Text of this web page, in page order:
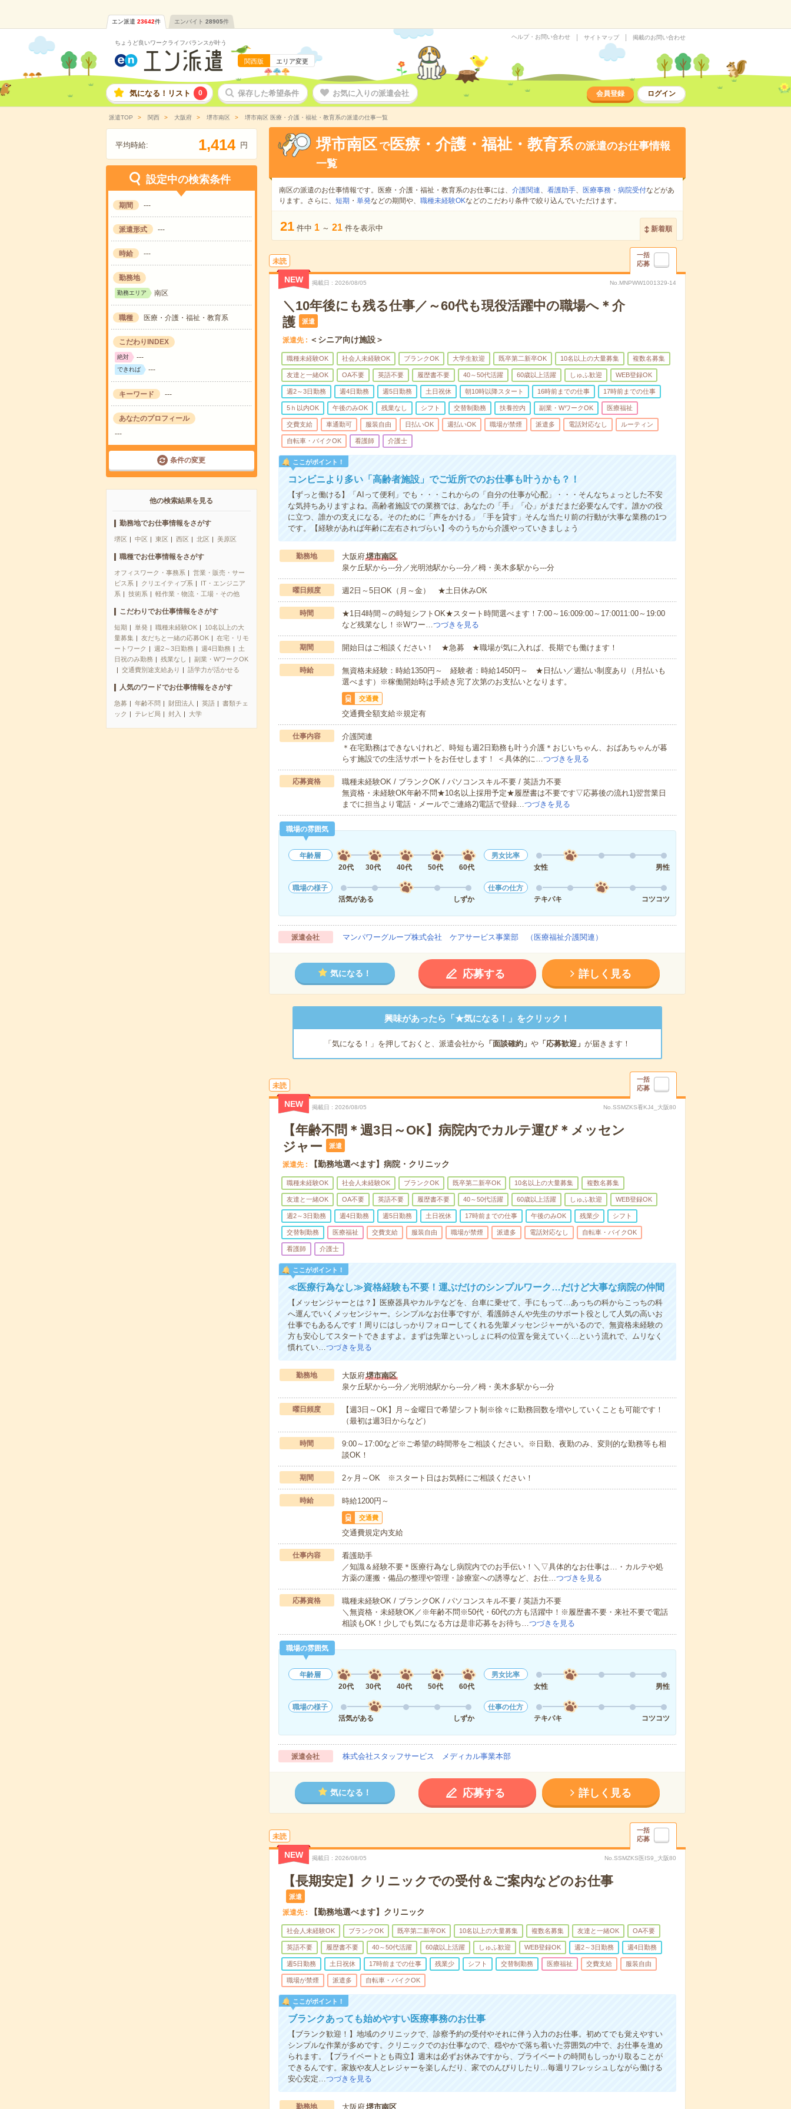
エン派遣 23642件 エンバイト 28905件
ちょうど良いワークライフバランスが叶う
関西版 エリア変更
ヘルプ・お問い合わせ サイトマップ 掲載のお問い合わせ
気になる！リスト 0 保存した希望条件 お気に入りの派遣会社 会員登録 ログイン
派遣TOP 関西 大阪府 堺市南区 堺市南区 医療・介護・福祉・教育系の派遣の仕事一覧
平均時給: 1,414 円
設定中の検索条件
期間 ---
派遣形式 ---
時給 ---
勤務地
勤務エリア 南区
職種 医療・介護・福祉・教育系
こだわりINDEX
絶対 ---
できれば ---
キーワード ---
あなたのプロフィール
---
条件の変更
他の検索結果を見る
勤務地でお仕事情報をさがす
堺区 中区 東区 西区 北区 美原区
職種でお仕事情報をさがす
オフィスワーク・事務系
営業・販売・サー
ビス系
クリエイティブ系
IT・エンジニア
系
技術系 軽作業・物流・工場・その他
こだわりでお仕事情報をさがす
短期 単発 職種未経験OK
10名以上の大
量募集
友だちと一緒の応募OK
在宅・リモ
ートワーク
週2～3日勤務 週4日勤務
土
日祝のみ勤務
残業なし
副業・WワークOK
交通費別途支給あり
語学力が活かせる
人気のワードでお仕事情報をさがす
急募 年齢不問 財団法人 英語
書類チェ
ック
テレビ局 封入 大学
堺市南区 で医療・介護・福祉・教育系の派遣のお仕事情報
一覧
南区の派遣のお仕事情報です。医療・介護・福祉・教育系のお仕事には、 介護関連、 看護助手、 医療事務・病院受付などがあ
ります。さらに、 短期 ・ 単発などの期間や、 職種未経験OKなどのこだわり条件で絞り込んでいただけます。
21 件中 1 ～ 21 件を表示中 新着順
未読
一括
応募
NEW 掲載日 2026/08/05 No.MNPWW1001329-14
＼10年後にも残る仕事／～60代も現役活躍中の職場へ＊介
護
派遣
派遣先 ＜シニア向け施設＞
職種未経験OK 社会人未経験OK ブランクOK 大学生歓迎 既卒第二新卒OK 10名以上の大量募集 複数名募集
友達と一緒OK OA不要 英語不要 履歴書不要 40～50代活躍 60歳以上活躍 しゅふ歓迎 WEB登録OK
週2～3日勤務 週4日勤務 週5日勤務 土日祝休 朝10時以降スタート 16時前までの仕事 17時前までの仕事
5ｈ以内OK 午後のみOK 残業なし シフト 交替制勤務 扶養控内 副業・WワークOK 医療福祉
交費支給 車通勤可 服装自由 日払いOK 週払いOK 職場が禁煙 派遣多 電話対応なし ルーティン
自転車・バイクOK 看護師 介護士
ここがポイント！
コンビニより多い「高齢者施設」でご近所でのお仕事も叶うかも？！
【ずっと働ける】「AIって便利」でも・・・これからの「自分の仕事が心配」・・・そんなちょっとした不安
な気持ちありますよね。高齢者施設での業務では、あなたの「手」「心」がまだまだ必要なんです。誰かの役
に立つ、誰かの支えになる。そのために「声をかける」「手を貸す」そんな当たり前の行動が大事な業務の1つ
です。【経験があれば年齢に左右されづらい】今のうちから介護やっていきましょう
勤務地 大阪府堺市南区
泉ケ丘駅から---分／光明池駅から---分／栂・美木多駅から---分
曜日頻度 週2日～5日OK（月～金） ★土日休みOK
時間
★1日4時間～の時短シフトOK★スタート時間選べます！7:00～16:009:00～17:0011:00～19:00
など残業なし！※Wワー…つづきを見る
期間 開始日はご相談ください！ ★急募 ★職場が気に入れば、長期でも働けます！
時給
無資格未経験：時給1350円～ 経験者：時給1450円～ ★日払い／週払い制度あり（月払いも
選べます）※稼働開始時は手続き完了次第のお支払いとなります。
交通費
交通費全額支給※規定有
仕事内容
介護関連
＊在宅勤務はできないけれど、時短も週2日勤務も叶う介護＊おじいちゃん、おばあちゃんが暮
らす施設での生活サポートをお任せします！ ＜具体的に…つづきを見る
応募資格
職種未経験OK / ブランクOK / パソコンスキル不要 / 英語力不要
無資格・未経験OK年齢不問★10名以上採用予定★履歴書は不要です▽応募後の流れ1)翌営業日
までに担当より電話・メールでご連絡2)電話で登録…つづきを見る
職場の雰囲気
年齢層
20代
30代 40代 50代 60代
男女比率
女性
男性
職場の様子
活気がある
しずか
仕事の仕方
テキパキ
コツコツ
派遣会社 マンパワーグループ株式会社 ケアサービス事業部 （医療福祉介護関連）
気になる！ 応募する 詳しく見る
興味があったら「★気になる！」をクリック！
「気になる！」を押しておくと、派遣会社から 「面談確約」 や「応募歓迎」 が届きます！
未読
一括
応募
NEW 掲載日 2026/08/05 No.SSMZKS看KJ4_大阪80
【年齢不問＊週3日～OK】病院内でカルテ運び＊メッセン
ジャー
派遣
派遣先 【勤務地選べます】病院・クリニック
職種未経験OK 社会人未経験OK ブランクOK 既卒第二新卒OK 10名以上の大量募集 複数名募集
友達と一緒OK OA不要 英語不要 履歴書不要 40～50代活躍 60歳以上活躍 しゅふ歓迎 WEB登録OK
週2～3日勤務 週4日勤務 週5日勤務 土日祝休 17時前までの仕事 午後のみOK 残業少 シフト
交替制勤務 医療福祉 交費支給 服装自由 職場が禁煙 派遣多 電話対応なし 自転車・バイクOK
看護師 介護士
ここがポイント！
≪医療行為なし≫資格経験も不要！運ぶだけのシンプルワーク…だけど大事な病院の仲間
【メッセンジャーとは？】医療器具やカルテなどを、台車に乗せて、手にもって…あっちの科からこっちの科
へ運んでいくメッセンジャー。シンプルなお仕事ですが、看護師さんや先生のサポート役として人気の高いお
仕事でもあるんです！周りにはしっかりフォローしてくれる先輩メッセンジャーがいるので、無資格未経験の
方も安心してスタートできますよ。まずは先輩といっしょに科の位置を覚えていく…という流れで、ムリなく
慣れてい…つづきを見る
勤務地 大阪府堺市南区
泉ケ丘駅から---分／光明池駅から---分／栂・美木多駅から---分
曜日頻度
【週3日～OK】月～金曜日で希望シフト制※徐々に勤務回数を増やしていくことも可能です！
（最初は週3日からなど）
時間
9:00～17:00など※ご希望の時間帯をご相談ください。※日勤、夜勤のみ、変則的な勤務等も相
談OK！
期間 2ヶ月～OK ※スタート日はお気軽にご相談ください！
時給 時給1200円～
交通費
交通費規定内支給
仕事内容
看護助手
／知識＆経験不要＊医療行為なし病院内でのお手伝い！＼▽具体的なお仕事は…・カルテや処
方薬の運搬・備品の整理や管理・診療室への誘導など、お仕…つづきを見る
応募資格
職種未経験OK / ブランクOK / パソコンスキル不要 / 英語力不要
＼無資格・未経験OK／※年齢不問※50代・60代の方も活躍中！※履歴書不要・来社不要で電話
相談もOK！少しでも気になる方は是非応募をお待ち…つづきを見る
職場の雰囲気
年齢層
20代
30代 40代 50代 60代
男女比率
女性
男性
職場の様子
活気がある
しずか
仕事の仕方
テキパキ
コツコツ
派遣会社 株式会社スタッフサービス メディカル事業本部
気になる！ 応募する 詳しく見る
未読
一括
応募
NEW 掲載日 2026/08/05 No.SSMZKS医IS9_大阪80
【長期安定】クリニックでの受付＆ご案内などのお仕事
派遣
派遣先 【勤務地選べます】クリニック
社会人未経験OK ブランクOK 既卒第二新卒OK 10名以上の大量募集 複数名募集 友達と一緒OK OA不要
英語不要 履歴書不要 40～50代活躍 60歳以上活躍 しゅふ歓迎 WEB登録OK 週2～3日勤務 週4日勤務
週5日勤務 土日祝休 17時前までの仕事 残業少 シフト 交替制勤務 医療福祉 交費支給 服装自由
職場が禁煙 派遣多 自転車・バイクOK
ここがポイント！
ブランクあっても始めやすい医療事務のお仕事
【ブランク歓迎！】地域のクリニックで、診察予約の受付やそれに伴う入力のお仕事。初めてでも覚えやすい
シンプルな作業が多めです。クリニックでのお仕事なので、穏やかで落ち着いた雰囲気の中で、お仕事を進め
られます。【プライベートとも両立】週末は必ずお休みですから、プライベートの時間もしっかり取ることが
できるんです。家族や友人とレジャーを楽しんだり、家でのんびりしたり…毎週リフレッシュしながら働ける
安心安定…つづきを見る
勤務地 大阪府堺市南区